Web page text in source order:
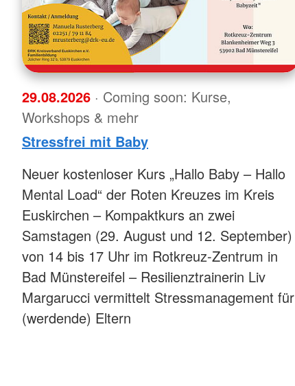
29.08.2026 · Coming soon: Kurse,
Workshops & mehr
Stressfrei mit Baby
Neuer kostenloser Kurs „Hallo Baby – Hallo
Mental Load“ der Roten Kreuzes im Kreis
Euskirchen – Kompaktkurs an zwei
Samstagen (29. August und 12. September)
von 14 bis 17 Uhr im Rotkreuz-Zentrum in
Bad Münstereifel – Resilienztrainerin Liv
Margarucci vermittelt Stressmanagement für
(werdende) Eltern